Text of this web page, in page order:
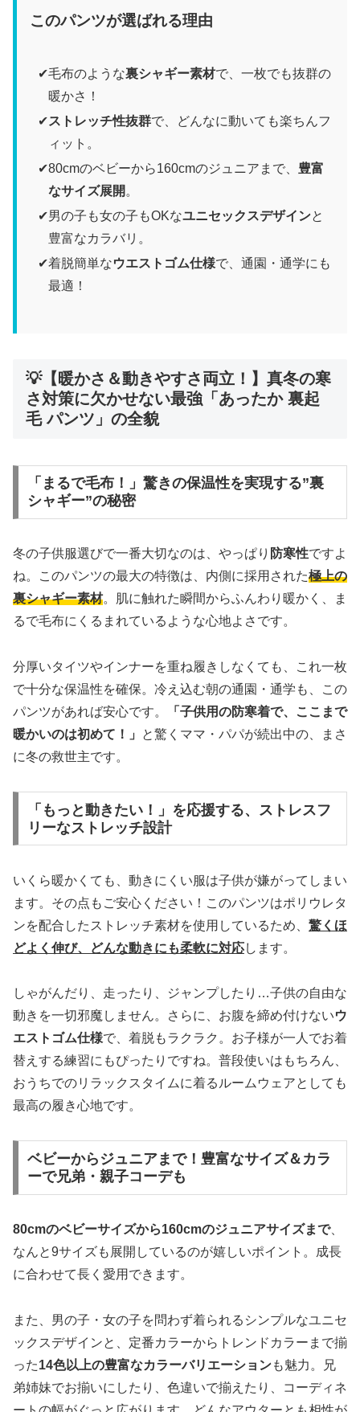
このパンツが選ばれる理由
毛布のような裏シャギー素材で、一枚でも抜群の
暖かさ！
ストレッチ性抜群で、どんなに動いても楽ちんフ
ィット。
80cmのベビーから160cmのジュニアまで、 豊富
なサイズ展開 。
男の子も女の子もOKなユニセックスデザインと
豊富なカラバリ。
着脱簡単なウエストゴム仕様で、通園・通学にも
最適！
💡【暖かさ＆動きやすさ両立！】真冬の寒
さ対策に欠かせない最強「あったか 裏起
毛 パンツ」の全貌
「まるで毛布！」驚きの保温性を実現する”裏
シャギー”の秘密
冬の子供服選びで一番大切なのは、やっぱり 防寒性ですよ
ね。このパンツの最大の特徴は、内側に採用された極上の
裏シャギー素材。肌に触れた瞬間からふんわり暖かく、ま
るで毛布にくるまれているような心地よさです。
分厚いタイツやインナーを重ね履きしなくても、これ一枚
で十分な保温性を確保。冷え込む朝の通園・通学も、この
パンツがあれば安心です。
「子供用の防寒着で、ここまで
暖かいのは初めて！」
と驚くママ・パパが続出中の、まさ
に冬の救世主です。
「もっと動きたい！」を応援する、ストレスフ
リーなストレッチ設計
いくら暖かくても、動きにくい服は子供が嫌がってしまい
ます。その点もご安心ください！このパンツはポリウレタ
ンを配合したストレッチ素材を使用しているため、 驚くほ
どよく伸び、どんな動きにも柔軟に対応します。
しゃがんだり、走ったり、ジャンプしたり…子供の自由な
動きを一切邪魔しません。さらに、お腹を締め付けないウ
エストゴム仕様で、着脱もラクラク。お子様が一人でお着
替えする練習にもぴったりですね。普段使いはもちろん、
おうちでのリラックスタイムに着るルームウェアとしても
最高の履き心地です。
ベビーからジュニアまで！豊富なサイズ＆カラ
ーで兄弟・親子コーデも
80cmのベビーサイズから160cmのジュニアサイズまで、
なんと9サイズも展開しているのが嬉しいポイント。成長
に合わせて長く愛用できます。
また、男の子・女の子を問わず着られるシンプルなユニセ
ックスデザインと、定番カラーからトレンドカラーまで揃
った14色以上の豊富なカラーバリエーションも魅力。兄
弟姉妹でお揃いにしたり、色違いで揃えたり、コーディネ